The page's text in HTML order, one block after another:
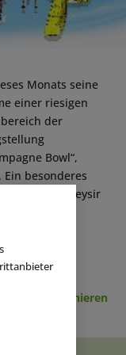
Monats seine
einer riesigen
der
Bowl“,
besonderes
wie ein Geysir
wird.
abonnieren